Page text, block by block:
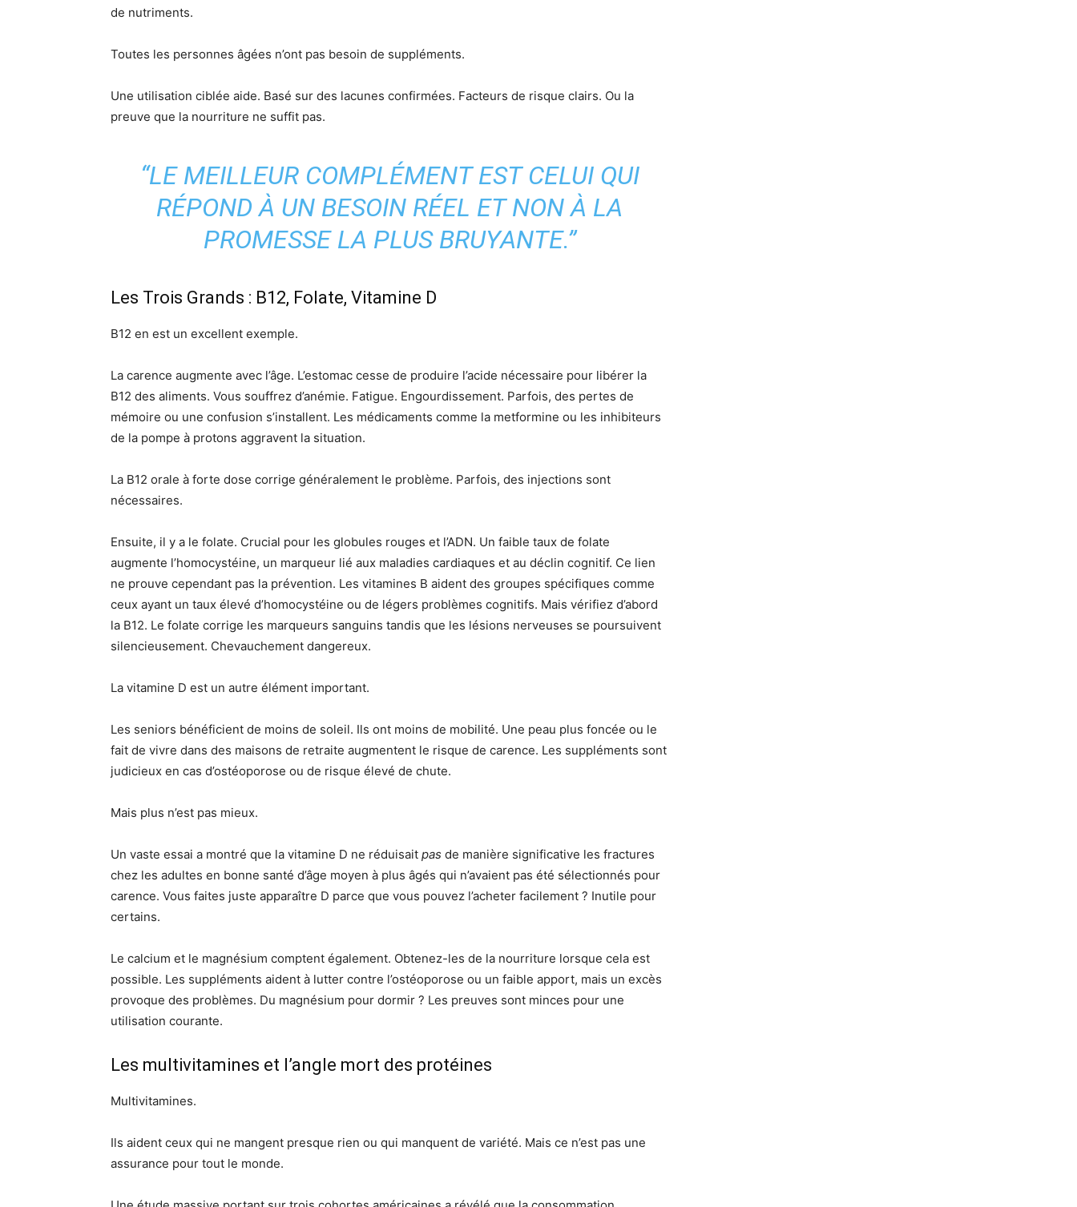
de nutriments.
Toutes les personnes âgées n’ont pas besoin de suppléments.
Une utilisation ciblée aide. Basé sur des lacunes confirmées. Facteurs de risque clairs. Ou la
preuve que la nourriture ne suffit pas.
“LE MEILLEUR COMPLÉMENT EST CELUI QUI
RÉPOND À UN BESOIN RÉEL ET NON À LA
PROMESSE LA PLUS BRUYANTE.”
Les Trois Grands : B12, Folate, Vitamine D
B12 en est un excellent exemple.
La carence augmente avec l’âge. L’estomac cesse de produire l’acide nécessaire pour libérer la
B12 des aliments. Vous souffrez d’anémie. Fatigue. Engourdissement. Parfois, des pertes de
mémoire ou une confusion s’installent. Les médicaments comme la metformine ou les inhibiteurs
de la pompe à protons aggravent la situation.
La B12 orale à forte dose corrige généralement le problème. Parfois, des injections sont
nécessaires.
Ensuite, il y a le folate. Crucial pour les globules rouges et l’ADN. Un faible taux de folate
augmente l’homocystéine, un marqueur lié aux maladies cardiaques et au déclin cognitif. Ce lien
ne prouve cependant pas la prévention. Les vitamines B aident des groupes spécifiques comme
ceux ayant un taux élevé d’homocystéine ou de légers problèmes cognitifs. Mais vérifiez d’abord
la B12. Le folate corrige les marqueurs sanguins tandis que les lésions nerveuses se poursuivent
silencieusement. Chevauchement dangereux.
La vitamine D est un autre élément important.
Les seniors bénéficient de moins de soleil. Ils ont moins de mobilité. Une peau plus foncée ou le
fait de vivre dans des maisons de retraite augmentent le risque de carence. Les suppléments sont
judicieux en cas d’ostéoporose ou de risque élevé de chute.
Mais plus n’est pas mieux.
Un vaste essai a montré que la vitamine D ne réduisait pas de manière significative les fractures
chez les adultes en bonne santé d’âge moyen à plus âgés qui n’avaient pas été sélectionnés pour
carence. Vous faites juste apparaître D parce que vous pouvez l’acheter facilement ? Inutile pour
certains.
Le calcium et le magnésium comptent également. Obtenez-les de la nourriture lorsque cela est
possible. Les suppléments aident à lutter contre l’ostéoporose ou un faible apport, mais un excès
provoque des problèmes. Du magnésium pour dormir ? Les preuves sont minces pour une
utilisation courante.
Les multivitamines et l’angle mort des protéines
Multivitamines.
Ils aident ceux qui ne mangent presque rien ou qui manquent de variété. Mais ce n’est pas une
assurance pour tout le monde.